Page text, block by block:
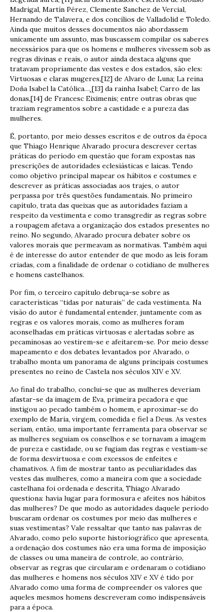
Madrigal, Martín Pérez, Clemente Sanchez de Vercial,
Hernando de Talavera, e dos concílios de Valladolid e Toledo.
Ainda que muitos desses documentos não abordassem
unicamente um assunto, mas buscassem compilar os saberes
necessários para que os homens e mulheres vivessem sob as
regras divinas e reais, o autor ainda destaca alguns que
tratavam propriamente das vestes e dos estados, são eles:
Virtuosas e claras mugeres,[12] de Alvaro de Luna; La reina
Doña Isabel la Católica…¸[13] da rainha Isabel; Carro de las
donas,[14] de Francesc Eiximenis; entre outras obras que
traziam regramentos sobre a castidade e a pureza das
mulheres.
É, portanto, por meio desses escritos e de outros da época
que Thiago Henrique Alvarado procura descrever certas
práticas do período em questão que foram expostas nas
prescrições de autoridades eclesiásticas e laicas. Tendo
como objetivo principal mapear os hábitos e costumes e
descrever as práticas associadas aos trajes, o autor
perpassa por três questões fundamentais. No primeiro
capítulo, trata das queixas que as autoridades faziam a
respeito da vestimenta e como transgredir as regras sobre
a roupagem afetava a organização dos estados presentes no
reino. No segundo, Alvarado procura debater sobre os
valores morais que permeavam as normativas. Também aqui
é de interesse do autor entender de que modo as leis foram
criadas, com a finalidade de ordenar o cotidiano de mulheres
e homens castelhanos.
Por fim, o terceiro capítulo debruça-se sobre as
características “tidas por naturais” de cada vestimenta. Na
visão do autor é fundamental entender, juntamente com as
regras e os valores morais, como as mulheres foram
aconselhadas em práticas virtuosas e alertadas sobre as
pecaminosas ao vestirem-se e afeitarem-se. Por meio desse
mapeamento e dos debates levantados por Alvarado, o
trabalho monta um panorama de alguns principais costumes
presentes no reino de Castela nos séculos XIV e XV.
Ao final do trabalho, conclui-se que as mulheres deveriam
afastar-se da imagem de Eva, primeira pecadora e que
instigou ao pecado também o homem, e aproximar-se do
exemplo de Maria, virgem, comedida e fiel a Deus. As vestes
seriam, então, uma importante ferramenta para observar se
as mulheres seguiam os conselhos e se tornavam a imagem
de pureza e castidade, ou se fugiam das regras e vestiam-se
de forma desvirtuosa e com excessos de enfeites e
chamativos. A fim de mostrar tanto as peculiaridades das
vestes das mulheres, como a maneira com que a sociedade
castelhana foi ordenada e descrita, Thiago Alvarado
questiona: havia lugar para formosura e afeites nos hábitos
das mulheres? De que modo as autoridades daquele período
buscaram ordenar os costumes por meio das mulheres e
suas vestimentas? Vale ressaltar que tanto nas palavras de
Alvarado, como pelo suporte historiográfico que apresenta,
a ordenação dos costumes não era uma forma de imposição
de classes ou uma maneira de controle, ao contrário,
observar as regras que circularam e ordenaram o cotidiano
das mulheres e homens nos séculos XIV e XV é tido por
Alvarado como uma forma de compreender os valores que
aqueles mesmos homens descreveram como indispensáveis
para a época.